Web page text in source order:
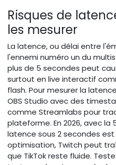
Risques de
les mesurer
La latence, ou délai entre
l'ennemi numéro un du
plus de 5 secondes peut
surtout en live interactif
flash. Pour mesurer la
OBS Studio avec des
comme Streamlabs pour
plateforme. En 2026, avec la
latence sous 2 secondes
optimisation, Twitch peut
que TikTok reste fluide.